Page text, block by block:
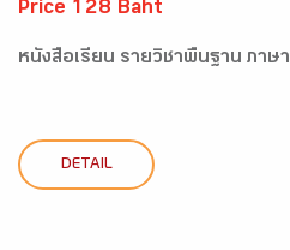
Price 128 Baht
หนังสือเรียน รายวิชาพื้นฐาน ภาษ
DETAIL